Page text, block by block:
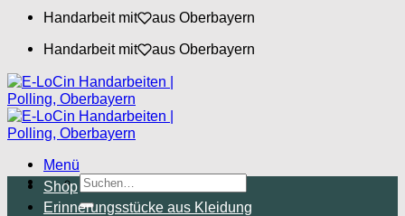
Handarbeit mit
aus Oberbayern
Handarbeit mit
aus Oberbayern
Menü
Suchen
nach:
Shop
Erinnerungsstücke aus Kleidung